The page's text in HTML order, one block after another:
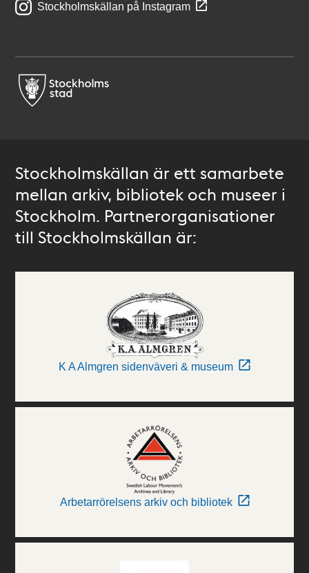
Stockholmskällan på Instagram
Stockholmskällan är ett samarbete
mellan arkiv, bibliotek och museer i
Stockholm. Partnerorganisationer
till Stockholmskällan är:
K A Almgren sidenväveri & museum
Arbetarrörelsens arkiv och bibliotek